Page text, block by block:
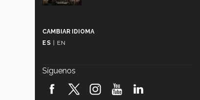
robótica FIRST 2026! (video)
CAMBIAR IDIOMA
ES | EN
Síguenos